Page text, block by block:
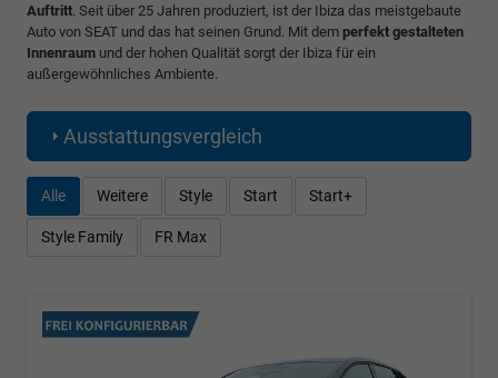
Auftritt . Seit über 25 Jahren produziert, ist der Ibiza das meistgebaute
Auto von SEAT und das hat seinen Grund. Mit dem perfekt gestalteten
Innenraum und der hohen Qualität sorgt der Ibiza für ein
außergewöhnliches Ambiente.
Ausstattungsvergleich
Alle Weitere Style Start Start+
Style Family FR Max